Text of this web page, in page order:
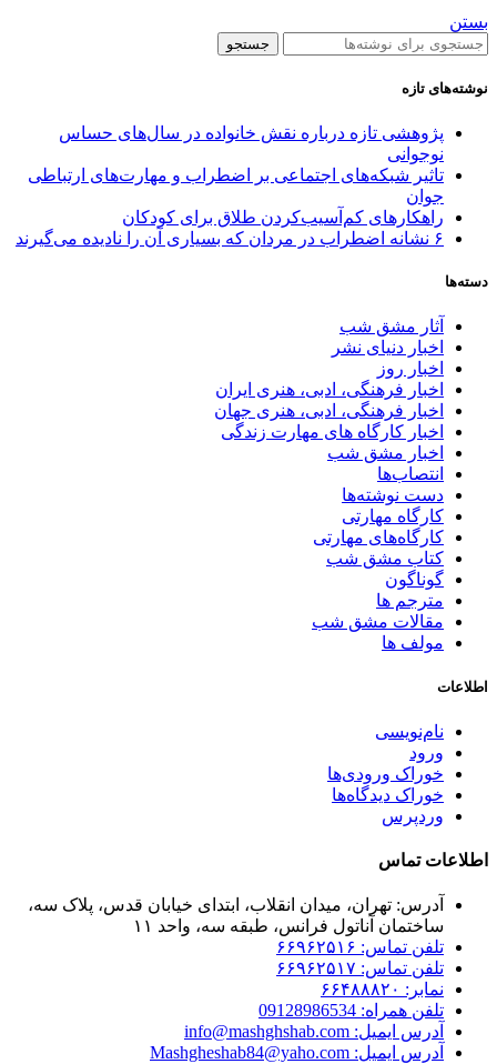
بستن
جستجو
نوشته‌های تازه
پژوهشی تازه درباره نقش خانواده در سال‌های حساس
نوجوانی
تاثیر شبکه‌های اجتماعی بر اضطراب و مهارت‌های ارتباطی
جوان
راهکارهای کم‌آسیب‌کردن طلاق برای کودکان
۶ نشانه اضطراب در مردان که بسیاری آن را نادیده می‌گیرند
دسته‌ها
آثار مشق شب
اخبار دنیای نشر
اخبار روز
اخبار فرهنگی، ادبی، هنری ایران
اخبار فرهنگی، ادبی، هنری جهان
اخبار کارگاه های مهارت زندگی
اخبار مشق شب
انتصاب‌ها
دست نوشته‌ها
کارگاه مهارتی
کارگاه‌های مهارتی
کتاب مشق شب
گوناگون
مترجم ها
مقالات مشق شب
مولف ها
اطلاعات
نام‌نویسی
ورود
خوراک ورودی‌ها
خوراک دیدگاه‌ها
وردپرس
اطلاعات تماس
آدرس: تهران، میدان انقلاب، ابتدای خیابان قدس، پلاک سه،
ساختمان آناتول فرانس، طبقه سه، واحد ۱۱
تلفن تماس: ۶۶۹۶۲۵۱۶
تلفن تماس: ۶۶۹۶۲۵۱۷
نمابر: ۶۶۴۸۸۸۲۰
تلفن همراه: 09128986534
آدرس ایمیل: info@mashghshab.com
آدرس ایمیل: Mashgheshab84@yaho.com